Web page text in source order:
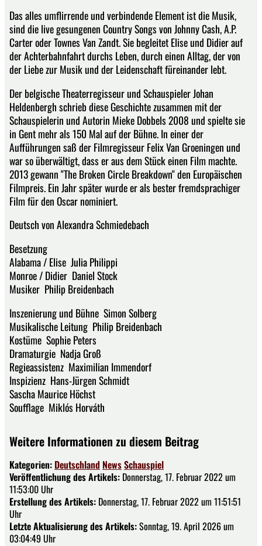
Das alles umflirrende und verbindende Element ist die Musik,
sind die live gesungenen Country Songs von Johnny Cash, A.P.
Carter oder Townes Van Zandt. Sie begleitet Elise und Didier auf
der Achterbahnfahrt durchs Leben, durch einen Alltag, der von
der Liebe zur Musik und der Leidenschaft füreinander lebt.
Der belgische Theaterregisseur und Schauspieler Johan
Heldenbergh schrieb diese Geschichte zusammen mit der
Schauspielerin und Autorin Mieke Dobbels 2008 und spielte sie
in Gent mehr als 150 Mal auf der Bühne. In einer der
Aufführungen saß der Filmregisseur Felix Van Groeningen und
war so überwältigt, dass er aus dem Stück einen Film machte.
2013 gewann "The Broken Circle Breakdown" den Europäischen
Filmpreis. Ein Jahr später wurde er als bester fremdsprachiger
Film für den Oscar nominiert.
Deutsch von Alexandra Schmiedebach
Besetzung
Alabama / Elise Julia Philippi
Monroe / Didier Daniel Stock
Musiker Philip Breidenbach
Inszenierung und Bühne Simon Solberg
Musikalische Leitung Philip Breidenbach
Kostüme Sophie Peters
Dramaturgie Nadja Groß
Regieassistenz Maximilian Immendorf
Inspizienz Hans-Jürgen Schmidt
Sascha Maurice Höchst
Soufflage Miklós Horváth
Weitere Informationen zu diesem Beitrag
Kategorien: Deutschland NewsSchauspiel
Veröffentlichung des Artikels: Donnerstag, 17. Februar 2022 um
11:53:00 Uhr
Erstellung des Artikels: Donnerstag, 17. Februar 2022 um 11:51:51
Uhr
Letzte Aktualisierung des Artikels:Sonntag, 19. April 2026 um
03:04:49 Uhr